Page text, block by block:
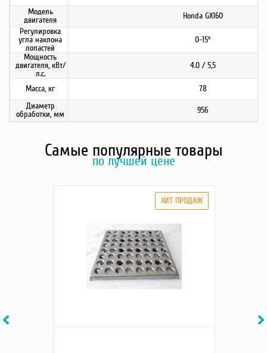
Модель
двигателя
Honda GX160
Регулировка
угла наклона
лопастей
0-15º
Мощность
двигателя, кВт/
л.с.
4.0 / 5,5
Масса, кг
78
Диаметр
обработки, мм
956
Самые популярные товары
по лучшей цене
Previous